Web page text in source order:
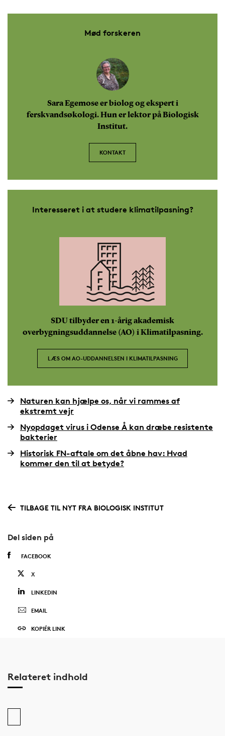
Mød forskeren
Sara Egemose er biolog og ekspert i
ferskvandsøkologi. Hun er lektor på Biologisk
Institut.
KONTAKT
Interesseret i at studere klimatilpasning?
SDU tilbyder en 1-årig akademisk
overbygningsuddannelse (AO) i Klimatilpasning.
LÆS OM AO-UDDANNELSEN I KLIMATILPASNING
Naturen kan hjælpe os, når vi rammes af
ekstremt vejr
Nyopdaget virus i Odense Å kan dræbe resistente
bakterier
Historisk FN-aftale om det åbne hav: Hvad
kommer den til at betyde?
TILBAGE TIL NYT FRA BIOLOGISK INSTITUT
Del siden på
FACEBOOK
X
LINKEDIN
EMAIL
KOPIÉR LINK
Relateret indhold